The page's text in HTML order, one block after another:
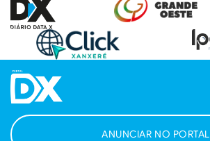
ANUNCIAR NO PORTAL